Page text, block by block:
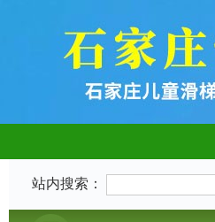
站内搜索：